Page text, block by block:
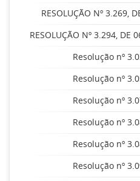
RESOLUÇÃO Nº 3.269,
RESOLUÇÃO Nº 3.294, DE
Resolução nº
Resolução nº
Resolução nº
Resolução nº
Resolução nº
Resolução nº